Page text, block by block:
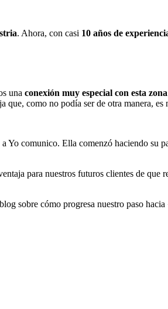
. Ahora, con casi 10 años de
una conexión muy especial con esta zona
como no podía ser de otra manera, es
Yo comunico. Ella comenzó haciendo su
para nuestros futuros clientes de que
sobre cómo progresa nuestro paso hacia